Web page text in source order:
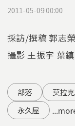
2011-05-09 00:00
採訪/撰稿 郭志榮
攝影 王振宇 葉
部落 莫拉
永久屋